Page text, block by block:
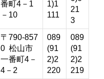
番町4－1
－10
1)1
111
21
3
〒790-857
0 松山市
一番町4－
4－2
089
(91
2)2
220
089
(91
2)2
219